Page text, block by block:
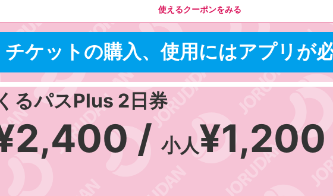
使えるクーポンをみる
チケットの購入、使用にはアプリが
るパスPlus 2日券
/小人¥1,200